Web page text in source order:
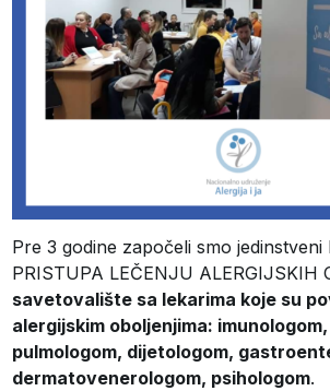
Pre 3 godine započeli smo
PRISTUPA LEČENJU ALERGIJSKIH
savetovalište sa lekarima koje su
alergijskim oboljenjima:
pulmologom, dijetologom,
dermatovenerologom, psihologom.